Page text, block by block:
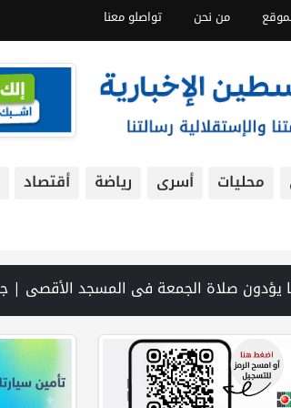
من نحن تواصلو معنا
محليات أسرى رياضة أقتصاد